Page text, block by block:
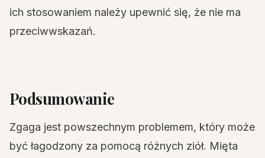
ich stosowaniem należy upewnić się, że nie ma
przeciwwskazań.
Podsumowanie
Zgaga jest powszechnym problemem, który może
być łagodzony za pomocą różnych ziół. Mięta